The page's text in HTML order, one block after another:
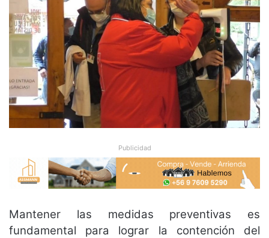
Publicidad
Mantener las medidas preventivas es
fundamental para lograr la contención del